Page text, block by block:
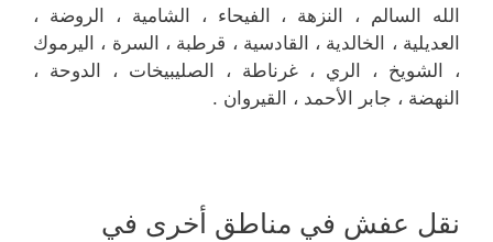
الله السالم ، النزهة ، الفيحاء ، الشامية ، الروضة ،
العديلية ، الخالدية ، القادسية ، قرطبة ، السرة ، اليرموك
، الشويخ ، الري ، غرناطة ، الصليبيخات ، الدوحة ،
النهضة ، جابر الأحمد ، القيروان .
نقل عفش في مناطق أخرى في